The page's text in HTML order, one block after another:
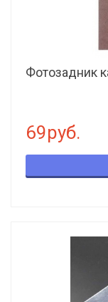
Фотозадник
69руб.